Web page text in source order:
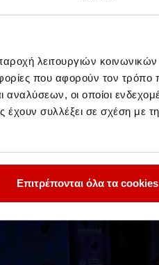
λειτουργιών κοινωνικών
που αφορούν τον τρόπο
αναλύσεων, οι οποίοι
έχουν συλλέξει σε σχέση με
Επιτρέπονται όλα τα cookies
BSc (Hons) στη